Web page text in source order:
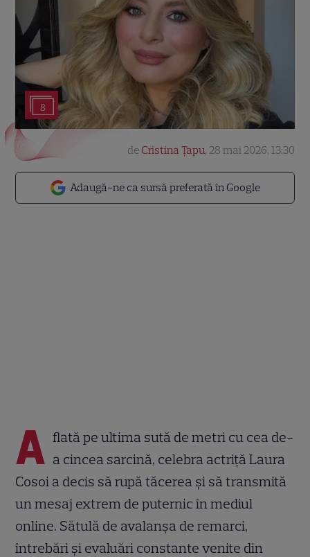
8
Adaugă-ne ca sursă preferată în Google
de Cristina Țapu, 28 mai 2026, 13:30
A flată pe ultima sută de metri cu cea de-
a cincea sarcină, celebra actriță Laura
Cosoi a decis să rupă tăcerea și să transmită
un mesaj extrem de puternic în mediul
online. Sătulă de avalanșa de remarci,
întrebări și evaluări constante venite din